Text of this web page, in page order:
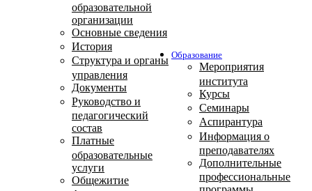
образовательной
организации
Основные сведения
История
Структура и органы
управления
Документы
Руководство и
педагогический
состав
Платные
образовательные
услуги
Общежитие
Образование
Мероприятия
института
Курсы
Семинары
Аспирантура
Информация о
преподавателях
Дополнительные
профессиональные